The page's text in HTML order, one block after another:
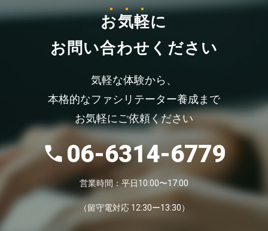
お気軽に
お問い合わせください
気軽な体験から、
本格的なファシリテーター養成まで
お気軽にご依頼ください
06-6314-6779
営業時間：平日10:00〜17:00
（留守電対応 12:30ー13:30）